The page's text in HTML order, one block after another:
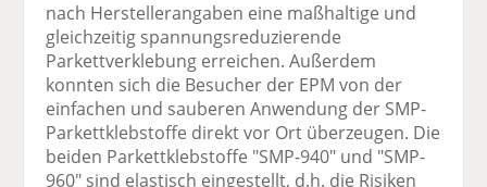
nach Herstellerangaben eine maßhaltige und
gleichzeitig spannungsreduzierende
Parkettverklebung erreichen. Außerdem
konnten sich die Besucher der EPM von der
einfachen und sauberen Anwendung der SMP-
Parkettklebstoffe direkt vor Ort überzeugen. Die
beiden Parkettklebstoffe "SMP-940" und "SMP-
960" sind elastisch eingestellt, d.h. die Risiken